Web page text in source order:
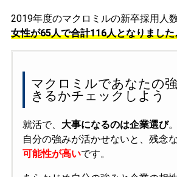
2019年度のマクロミルの新卒採用人数
女性が65人で合計116人となりました
マクロミルであなたの
きるかチェックしよう
就活で、 大事になるのは企業選び。
自分の強みが活かせないと、残念
可能性が高いです。